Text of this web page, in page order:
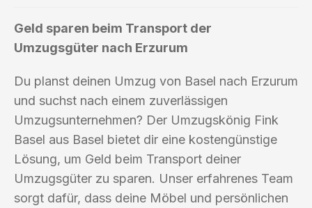
Geld sparen beim Transport der
Umzugsgüter nach Erzurum
Du planst deinen Umzug von Basel nach Erzurum
und suchst nach einem zuverlässigen
Umzugsunternehmen? Der Umzugskönig Fink
Basel aus Basel bietet dir eine kostengünstige
Lösung, um Geld beim Transport deiner
Umzugsgüter zu sparen. Unser erfahrenes Team
sorgt dafür, dass deine Möbel und persönlichen